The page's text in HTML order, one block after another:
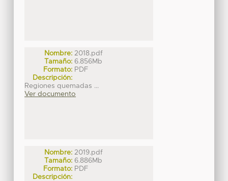
Nombre: 2018.pdf
Tamaño: 6.856Mb
Formato: PDF
Descripción:
Regiones quemadas ...
Ver documento
Nombre: 2019.pdf
Tamaño: 6.886Mb
Formato: PDF
Descripción: